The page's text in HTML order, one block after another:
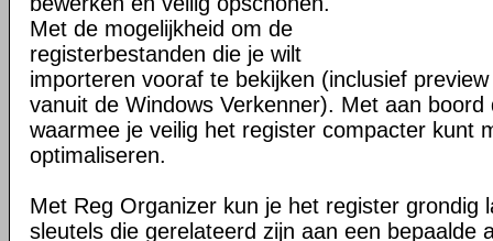
Met de mogelijkheid om de
registerbestanden die je wilt
importeren vooraf te bekijken (inclusief
vanuit de Windows Verkenner). Met aan boord
waarmee je veilig het register compacter kunt
optimaliseren.
Met Reg Organizer kun je het register grondig
sleutels die gerelateerd zijn aan een bepaalde